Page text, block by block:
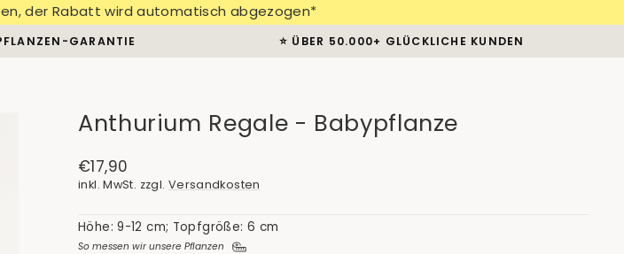
der Rabatt wird automatisch abgezogen*
Pause
GARANTIE ⭐️ ÜBER 50.000+ GLÜCKLICHE KUNDEN
Anthurium Regale - Babypflanze
Normaler
Preis
€17,90
inkl. MwSt. zzgl. Versandkosten
Höhe: 9-12 cm; Topfgröße: 6 cm
So messen wir unsere Pflanzen